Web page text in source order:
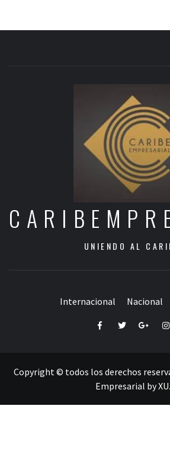
UNIENDO AL
Internacional Nacional
FacebookTwitterGoogle+
Copyright © todos los derechos
Empresarial byXU.